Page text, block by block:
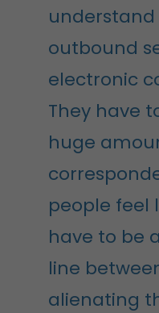
outbound
electronic
They have
huge
people feel
have to be
line
alienating